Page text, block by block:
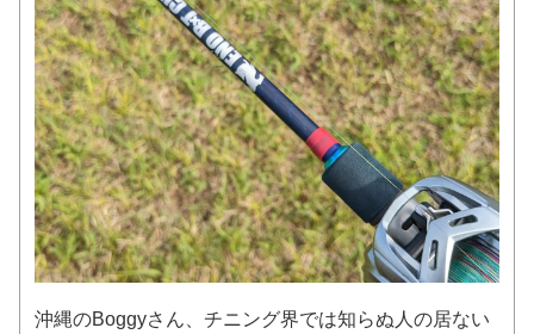
沖縄のBoggyさん、チニング界では知らぬ人の居ない